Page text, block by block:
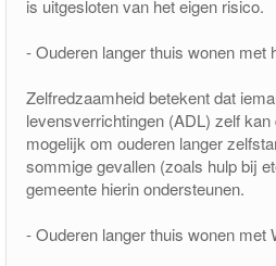
is uitgesloten van het eigen risico.
- Ouderen langer thuis wonen met
Zelfredzaamheid betekent dat
levensverrichtingen (ADL) zelf
mogelijk om ouderen langer
sommige gevallen (zoals hulp bij
gemeente hierin ondersteunen.
- Ouderen langer thuis wonen met